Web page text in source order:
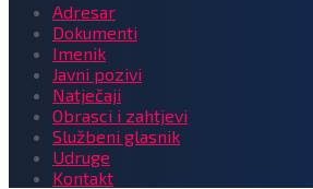
Adresar
Dokumenti
Imenik
Javni pozivi
Natječaji
Obrasci i zahtjevi
Službeni glasnik
Udruge
Kontakt